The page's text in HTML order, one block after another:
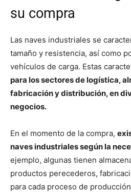
su compra
Las naves industriales se
tamaño y resistencia, así como
vehículos de carga. Estas
para los sectores de logística,
fabricación y distribución, en
negocios.
En el momento de la compra,
naves industriales según la
ejemplo, algunas tienen
productos perecederos,
para cada proceso de